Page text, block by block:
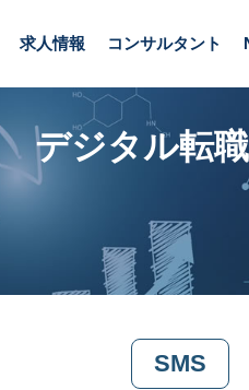
求人情報 コンサルタント
デジタル転
SMS